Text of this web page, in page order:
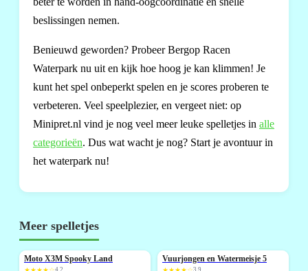
beslissingen nemen.
Benieuwd geworden? Probeer Bergop Racen
Waterpark nu uit en kijk hoe hoog je kan klimmen! Je
kunt het spel onbeperkt spelen en je scores proberen te
verbeteren. Veel speelplezier, en vergeet niet: op
Minipret.nl vind je nog veel meer leuke spelletjes in alle
categorieën. Dus wat wacht je nog? Start je avontuur in
het waterpark nu!
Meer spelletjes
NIEUW
Moto X3M Spooky Land Vuurjongen en Watermeisje 5